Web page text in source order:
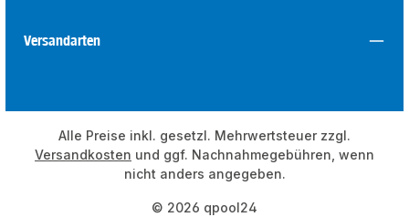
Versandarten
© 2026 qpool24
Alle Preise inkl. gesetzl. Mehrwertsteuer zzgl.
Versandkosten und ggf. Nachnahmegebühren, wenn
nicht anders angegeben.